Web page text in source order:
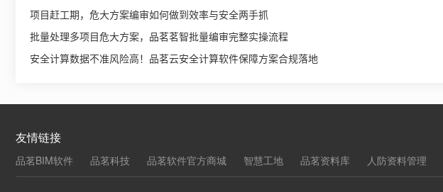
项目赶工期，危大方案编审如何做到效率与安全两手抓
批量处理多项目危大方案，品茗茗智批量编审完整实操流程
安全计算数据不准风险高！品茗云安全计算软件保障方案合规落地
友情链接
品茗BIM软件 品茗科技 品茗软件官方商城 智慧工地 品茗资料库 人防资料管理